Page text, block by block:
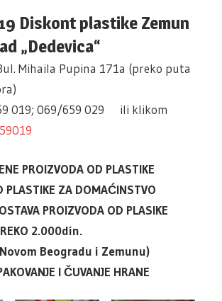
Diskont plastike Zemun
„Dedevica“
Mihaila Pupina 171a (preko puta
019; 069/659 029 ili klikom
PROIZVODA OD PLASTIKE
PLASTIKE ZA DOMAĆINSTVO
PROIZVODA OD PLASIKE
2.000din.
Beogradu i Zemunu)
I ČUVANJE HRANE